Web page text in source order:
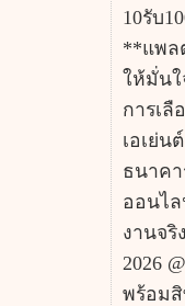
10รับ
**แพล
ให้มั่นใ
การเลื
เอเย่น
ธนาค
ออนไล
งานจริ
2026
พร้อมสิ